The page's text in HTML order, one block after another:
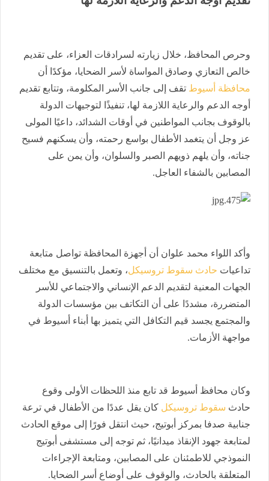
وحرص المحافظ، خلال زيارته لسرادقات العزاء، على تقديم
خالص التعازي وصادق المواساة لأسر الضحايا، مؤكدًا أن
محافظة أسيوط تقف إلى جانب الأسر المكلومة، وتتابع تقديم
أوجه الدعم والرعاية اللازمة لها، تنفيذًا لتوجيهات الدولة
بالوقوف بجانب المواطنين في أوقات الشدائد، داعيًا المولى
عز وجل أن يتغمد الأطفال بواسع رحمته، وأن يسكنهم فسيح
جناته، وأن يلهم ذويهم الصبر والسلوان، وأن يمن على
المصابين بالشفاء العاجل.
وأكد اللواء محمد علوان أن أجهزة المحافظة تواصل متابعة
تداعيات حادث سقوط تروسيكل، وتعمل بالتنسيق مع مختلف
الجهات المعنية لتقديم الدعم الإنساني والاجتماعي للأسر
المتضررة، مشددًا على أن التكاتف بين مؤسسات الدولة
والمجتمع يجسد قيم التكافل التي يتميز بها أبناء أسيوط في
مواجهة الأزمات.
وكان محافظ أسيوط قد تابع منذ اللحظات الأولى وقوع
حادث سقوط تروسيكل كان يقل عددًا من الأطفال في ترعة
جنابية صدفا بمركز أبوتيج، حيث انتقل فورًا إلى موقع الحادث
لمتابعة جهود الإنقاذ ميدانيًا، ثم توجه إلى مستشفى أبوتيج
النموذجي للاطمئنان على المصابين، ومتابعة الإجراءات
المتعلقة بالحادث، والوقوف على أوضاع أسر الضحايا.